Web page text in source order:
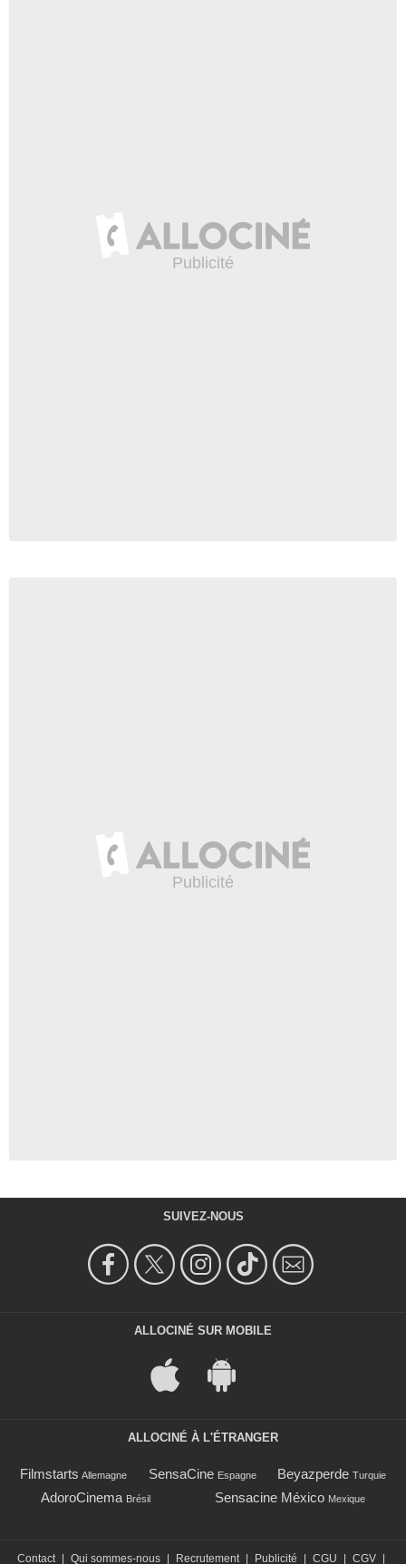
SUIVEZ-NOUS
ALLOCINÉ SUR MOBILE
ALLOCINÉ À L'ÉTRANGER
Filmstarts Allemagne SensaCine Espagne Beyazperde Turquie
AdoroCinema Brésil Sensacine México Mexique
Contact Qui sommes-nous Recrutement Publicité CGU CGV